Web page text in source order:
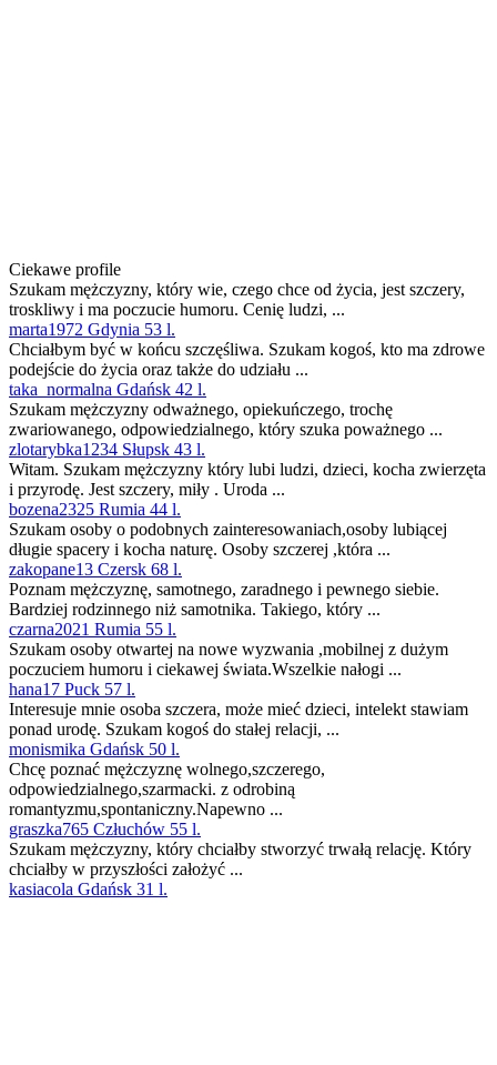
Ciekawe profile
Szukam mężczyzny, który wie, czego chce od życia, jest szczery,
troskliwy i ma poczucie humoru. Cenię ludzi, ...
marta1972 Gdynia 53 l.
Chciałbym być w końcu szczęśliwa. Szukam kogoś, kto ma zdrowe
podejście do życia oraz także do udziału ...
taka_normalna Gdańsk 42 l.
Szukam mężczyzny odważnego, opiekuńczego, trochę
zwariowanego, odpowiedzialnego, który szuka poważnego ...
zlotarybka1234 Słupsk 43 l.
Witam. Szukam mężczyzny który lubi ludzi, dzieci, kocha zwierzęta
i przyrodę. Jest szczery, miły . Uroda ...
bozena2325 Rumia 44 l.
Szukam osoby o podobnych zainteresowaniach,osoby lubiącej
długie spacery i kocha naturę. Osoby szczerej ,która ...
zakopane13 Czersk 68 l.
Poznam mężczyznę, samotnego, zaradnego i pewnego siebie.
Bardziej rodzinnego niż samotnika. Takiego, który ...
czarna2021 Rumia 55 l.
Szukam osoby otwartej na nowe wyzwania ,mobilnej z dużym
poczuciem humoru i ciekawej świata.Wszelkie nałogi ...
hana17 Puck 57 l.
Interesuje mnie osoba szczera, może mieć dzieci, intelekt stawiam
ponad urodę. Szukam kogoś do stałej relacji, ...
monismika Gdańsk 50 l.
Chcę poznać mężczyznę wolnego,szczerego,
odpowiedzialnego,szarmacki. z odrobiną
romantyzmu,spontaniczny.Napewno ...
graszka765 Człuchów 55 l.
Szukam mężczyzny, który chciałby stworzyć trwałą relację. Który
chciałby w przyszłości założyć ...
kasiacola Gdańsk 31 l.